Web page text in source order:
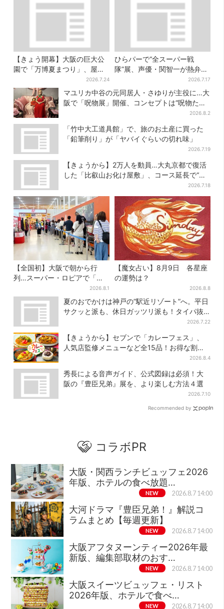
【きょう開幕】大阪の巨大公
園で「万博夏まつり」、屋台
グルメ＆幻想的イルミネーシ
ョン…計27日間開催
2026.7.24
ひらパーで“全スーパー戦
隊”展、声優・関智一が熱弁
「今、大阪に全戦力が集中し
ております」
2026.7.17
マユリカ中谷の元同居人・さゆりが主役に…大
阪で「呪物展」開催、コンセプトは“呪物たち
2026.8.2
「竹中大工道具館」で、旅のお土産に買った
「鉛筆削り」が「ヤバイぐらいの切れ味」
2026.7.19
【きょうから】2万人を動員…大丸京都で復活
した「比叡山お化け屋敷」、コース延長で“怖
2026.7.18
【全国初】大阪で朝から行
列…スーパー・ロピアで「ど
デカ抽選会」、開始30分で“1
等黒毛和牛”の当選も
2026.8.1
【魔女占い】8月9日 各星座
の運勢は？
2026.8.8
夏のおでかけは神戸の”駅近リゾート”へ。平日
サクッと派も、休日ガッツリ派も！タイパ抜
2026.7.22
【きょうから】セブンで「カレーフェス」、
人気店監修メニューなど全15品！お得な割引
2026.8.4
秀長による音声ガイド、公式図録は必須！大
阪の『豊臣兄弟』展を、より楽しむ方法４選
2026.7.10
Recommended by
コラボPR
大阪・関西ランチビュッフェ2026
年版、ホテルの食べ放題…
NEW 2026.8.7 14:00
大河ドラマ『豊臣兄弟！』解説コ
ラムまとめ【毎週更新】
NEW 2026.8.7 14:00
大阪アフタヌーンティー2026年最
新版、編集部取材のおす…
NEW 2026.8.7 14:00
大阪スイーツビュッフェ・リスト
2026年版、ホテルで食べ…
NEW 2026.8.7 14:00